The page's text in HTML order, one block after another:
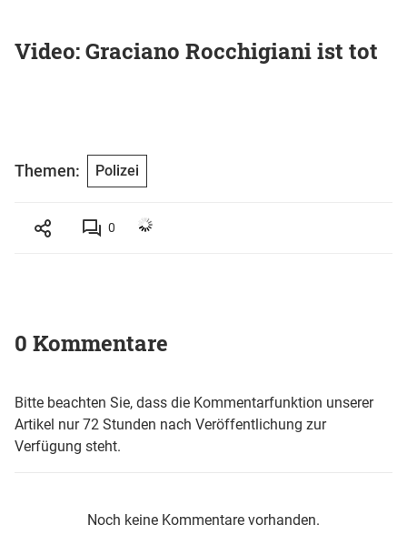
Video: Graciano Rocchigiani ist tot
Themen: Polizei
0
0 Kommentare
Bitte beachten Sie, dass die Kommentarfunktion unserer
Artikel nur 72 Stunden nach Veröffentlichung zur
Verfügung steht.
Noch keine Kommentare vorhanden.